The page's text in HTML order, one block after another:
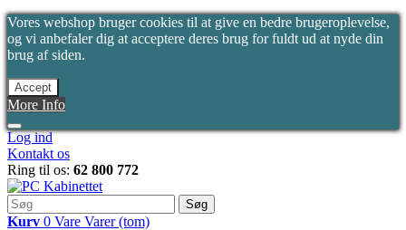
Vores webshop bruger cookies til at give en bedre brugeroplevelse,
og vi anbefaler dig at acceptere deres brug for fuldt ud at nyde din
brug af siden.
Accept
More Info
Log ind
Kontakt os
Ring til os: 62 800 772
Søg
Kurv 0 Vare Varer (tom)